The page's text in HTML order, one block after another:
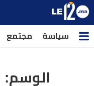
سياسة مجتمع
الوسم: